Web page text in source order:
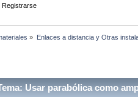
Registrarse
» Enlaces a distancia y Otras
Usar parabólica como